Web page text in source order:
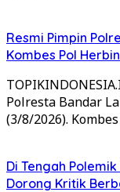
Resmi Pimpin
Kombes Pol
Polresta Bandar
(3/8/2026).
Di Tengah
Dorong Kritik